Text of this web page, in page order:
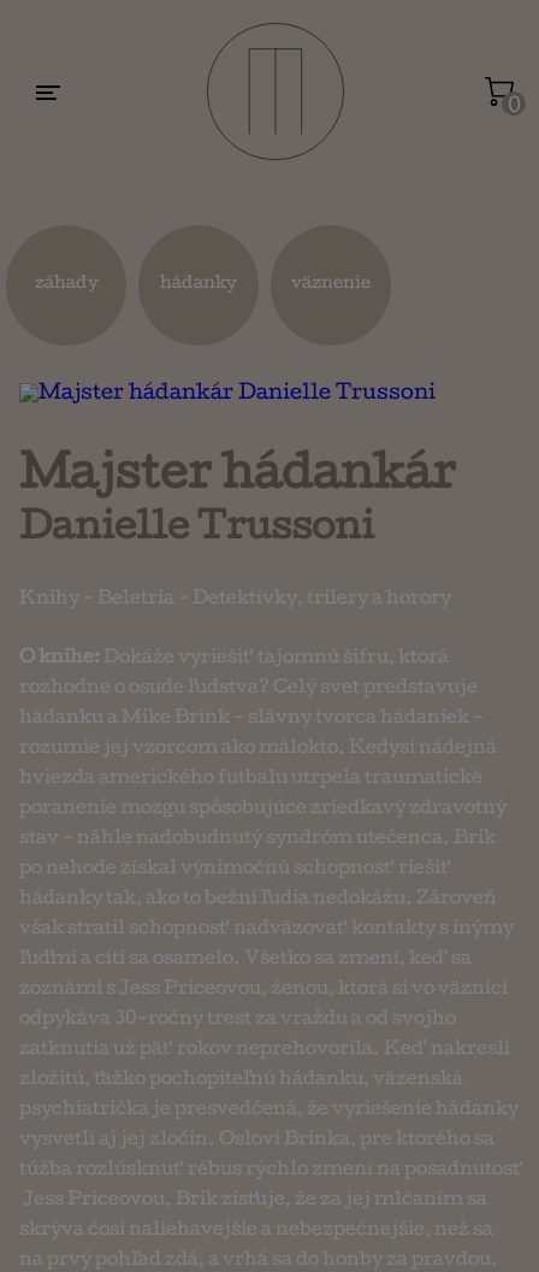
0
záhady hádanky väznenie
Majster hádankár
Danielle Trussoni
Knihy - Beletria - Detektívky, trilery a horory
O knihe: Dokáže vyriešiť tajomnú šifru, ktorá
rozhodne o osude ľudstva? Celý svet predstavuje
hádanku a Mike Brink - slávny tvorca hádaniek -
rozumie jej vzorcom ako málokto. Kedysi nádejná
hviezda amerického futbalu utrpela traumatické
poranenie mozgu spôsobujúce zriedkavý zdravotný
stav - náhle nadobudnutý syndróm utečenca. Brik
po nehode získal výnimočnú schopnosť riešiť
hádanky tak, ako to bežní ľudia nedokážu. Zároveň
však stratil schopnosť nadväzovať kontakty s inýmy
ľuďmi a cíti sa osamelo. Všetko sa zmení, keď sa
zoznámi s Jess Priceovou, ženou, ktorá si vo väznici
odpykáva 30-ročný trest za vraždu a od svojho
zatknutia už päť rokov neprehovorila. Keď nakreslí
zložitú, ťažko pochopiteľnú hádanku, väzenská
psychiatrička je presvedčená, že vyriešenie hádanky
vysvetlí aj jej zločin. Osloví Brinka, pre ktorého sa
túžba rozlúsknuť rébus rýchlo zmení na posadnutosť
Jess Priceovou. Brik zisťuje, že za jej mlčaním sa
skrýva čosi naliehavejšie a nebezpečnejšie, než sa
na prvý pohľad zdá, a vrhá sa do honby za pravdou.